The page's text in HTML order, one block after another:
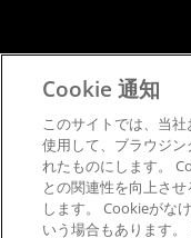
財務情報
取締役会
ガバナンス報告書
SEC 提出書類
Cookie 通知
このサイトでは、当
使用して、ブラウジ
れたものにします。
との関連性を向上さ
します。 Cookieがな
いう場合もあります。